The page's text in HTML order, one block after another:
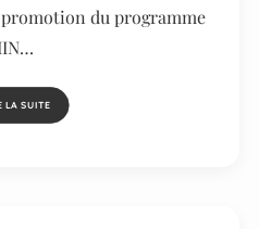
du programme
LA SUITE